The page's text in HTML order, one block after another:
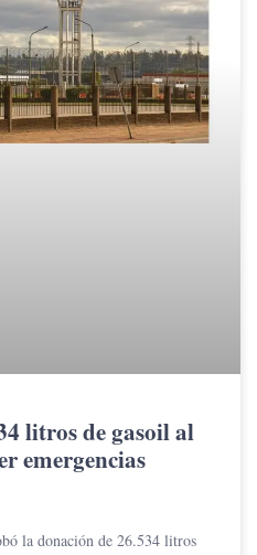
litros de gasoil al
emergencias
la donación de 26.534 litros